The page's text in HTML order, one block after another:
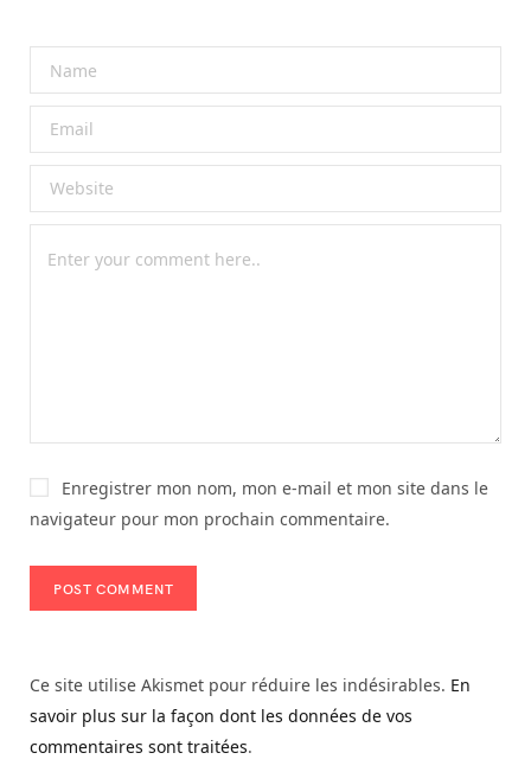
Enregistrer mon nom, mon e-mail et mon site dans le
navigateur pour mon prochain commentaire.
Ce site utilise Akismet pour réduire les indésirables. En
savoir plus sur la façon dont les données de vos
commentaires sont traitées.